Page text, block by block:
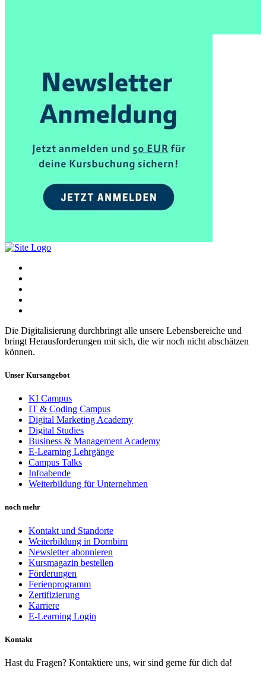
Die Digitalisierung durchbringt alle unsere Lebensbereiche und
bringt Herausforderungen mit sich, die wir noch nicht abschätzen
können.
Unser Kursangebot
KI Campus
IT & Coding Campus
Digital Marketing Academy
Digital Studies
Business & Management Academy
E-Learning Lehrgänge
Campus Talks
Infoabende
Weiterbildung für Unternehmen
noch mehr
Kontakt und Standorte
Weiterbildung in Dornbirn
Newsletter abonnieren
Kursmagazin bestellen
Förderungen
Ferienprogramm
Zertifizierung
Karriere
E-Learning Login
Kontakt
Hast du Fragen? Kontaktiere uns, wir sind gerne für dich da!